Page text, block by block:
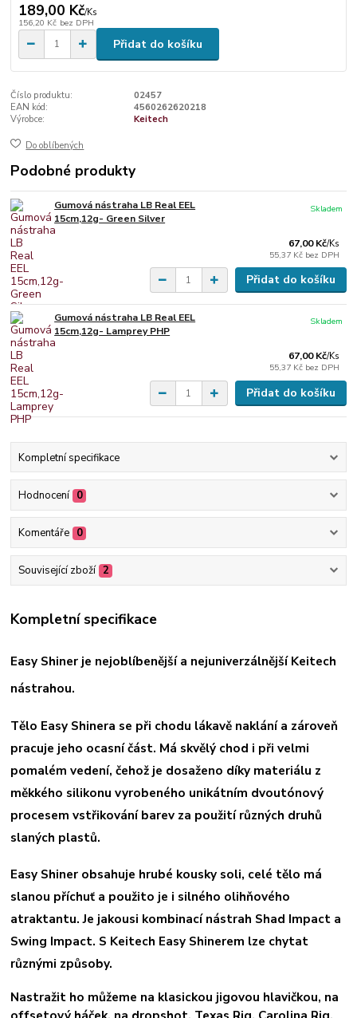
189,00 Kč/Ks
156,20 Kč bez DPH
Přidat do košíku
Číslo produktu:
02457
EAN kód:
4560262620218
Výrobce:
Keitech
Do oblíbených
Podobné produkty
Gumová nástraha LB Real EEL
15cm,12g- Green Silver
67,00 Kč/Ks
55,37 Kč bez DPH
Skladem
Přidat do košíku
Gumová nástraha LB Real EEL
15cm,12g- Lamprey PHP
67,00 Kč/Ks
55,37 Kč bez DPH
Skladem
Přidat do košíku
Kompletní specifikace
Hodnocení 0
Komentáře 0
Související zboží 2
Kompletní specifikace
Easy Shiner je nejoblíbenější a nejuniverzálnější Keitech
nástrahou.
Tělo Easy Shinera se při chodu lákavě naklání a zároveň
pracuje jeho ocasní část. Má skvělý chod i při velmi
pomalém vedení, čehož je dosaženo díky materiálu z
měkkého silikonu vyrobeného unikátním dvoutónový
procesem vstřikování barev za použití různých druhů
slaných plastů.
Easy Shiner obsahuje hrubé kousky soli, celé tělo má
slanou příchuť a použito je i silného olihňového
atraktantu. Je jakousi kombinací nástrah Shad Impact a
Swing Impact. S Keitech Easy Shinerem lze chytat
různými způsoby.
Nastražit ho můžeme na klasickou jigovou hlavičkou, na